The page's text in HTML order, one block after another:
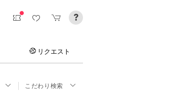
リクエスト
こだわり検索